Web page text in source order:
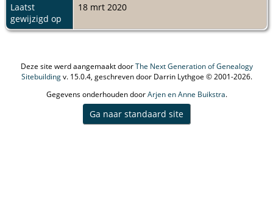
Laatst
gewijzigd op
18 mrt 2020
Deze site werd aangemaakt doorThe Next Generation of Genealogy
Sitebuildingv. 15.0.4, geschreven door Darrin Lythgoe © 2001-2026.
Gegevens onderhouden doorArjen en Anne Buikstra.
Ga naar standaard site